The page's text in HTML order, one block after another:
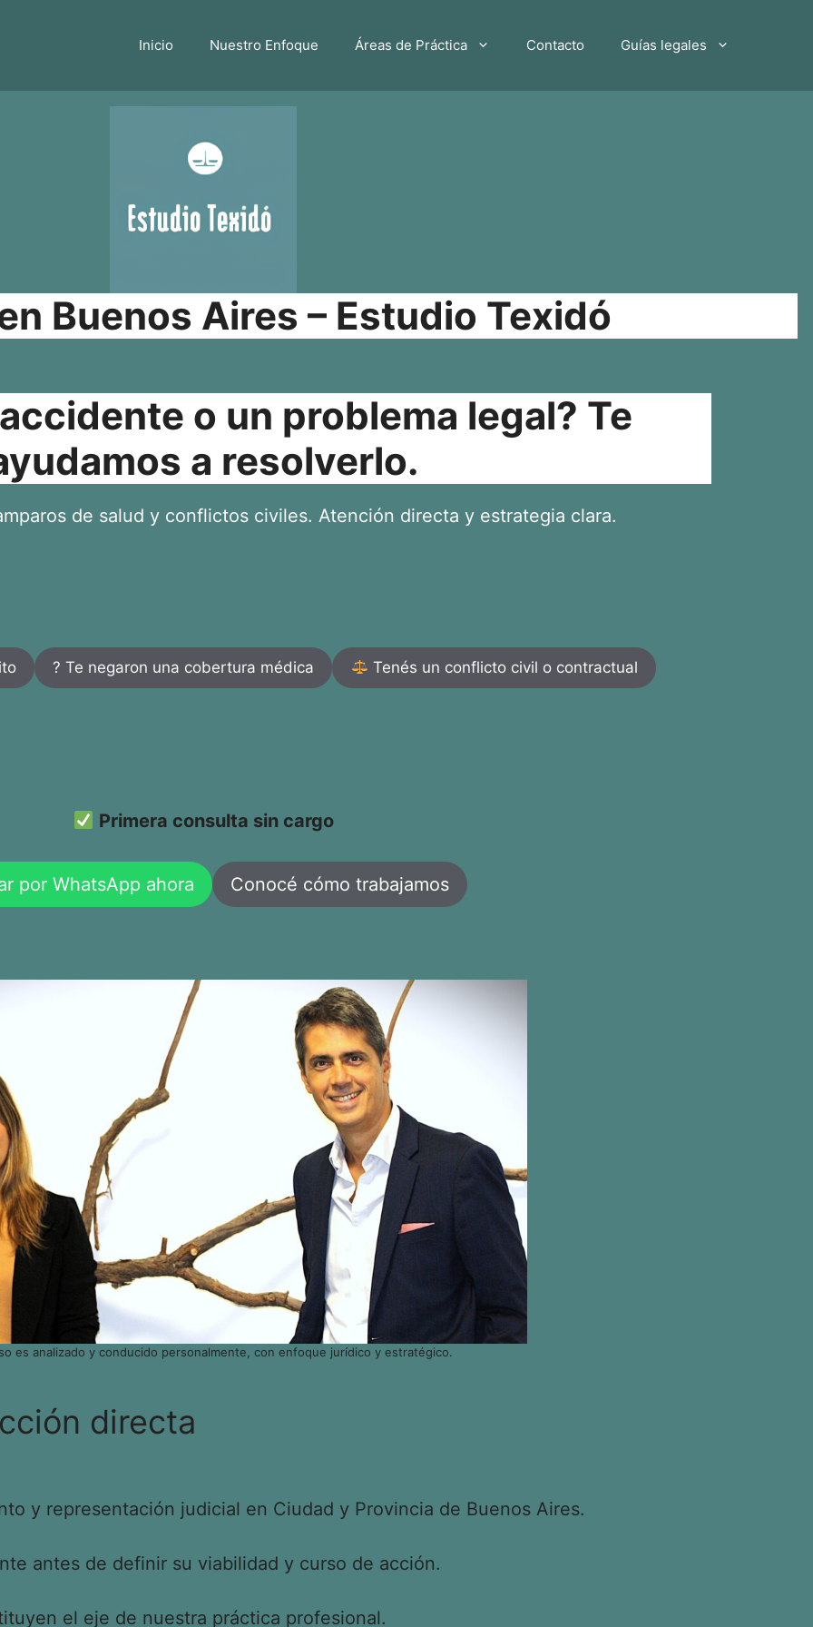
Inicio Nuestro Enfoque Áreas de Práctica Contacto Guías legales
Buenos Aires – Estudio Texidó
o un problema legal? Te
a resolverlo.
de salud y conflictos civiles. Atención directa y estrategia clara.
? Te negaron una cobertura médica Tenés un conflicto civil o contractual
Primera consulta sin cargo
por WhatsApp ahora Conocé cómo trabajamos
es analizado y conducido personalmente, con enfoque jurídico y estratégico.
directa
y representación judicial en Ciudad y Provincia de Buenos Aires.
antes de definir su viabilidad y curso de acción.
el eje de nuestra práctica profesional.